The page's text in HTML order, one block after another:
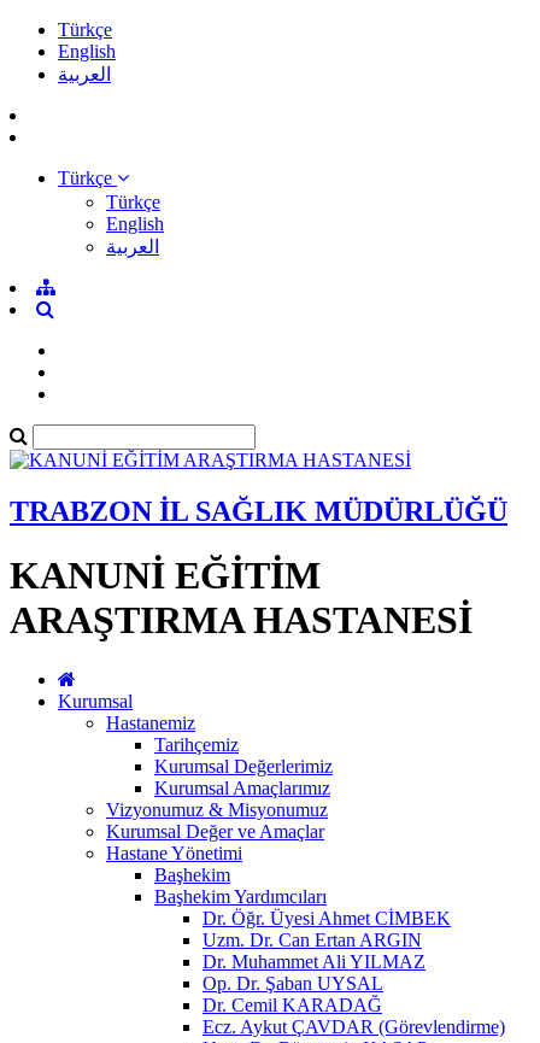
Türkçe
English
العربية
Türkçe
Türkçe
English
العربية
TRABZON İL SAĞLIK MÜDÜRLÜĞÜ
KANUNİ EĞİTİM
ARAŞTIRMA HASTANESİ
Kurumsal
Hastanemiz
Tarihçemiz
Kurumsal Değerlerimiz
Kurumsal Amaçlarımız
Vizyonumuz & Misyonumuz
Kurumsal Değer ve Amaçlar
Hastane Yönetimi
Başhekim
Başhekim Yardımcıları
Dr. Öğr. Üyesi Ahmet CİMBEK
Uzm. Dr. Can Ertan ARGIN
Dr. Muhammet Ali YILMAZ
Op. Dr. Şaban UYSAL
Dr. Cemil KARADAĞ
Ecz. Aykut ÇAVDAR (Görevlendirme)